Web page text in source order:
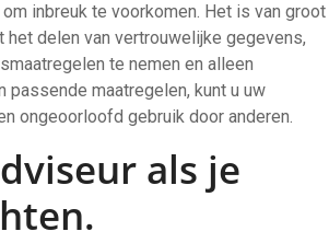
inbreuk te voorkomen. Het is van groot
het delen van vertrouwelijke gegevens,
te nemen en alleen
passende maatregelen, kunt u uw
ongeoorloofd gebruik door anderen.
als je